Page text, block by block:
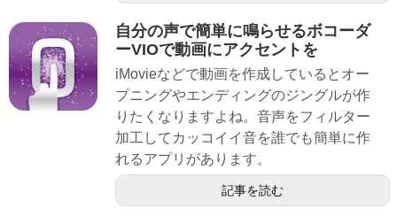
自分の声で簡単に鳴らせるボコーダ
ーVIOで動画にアクセントを
iMovieなどで動画を作成しているとオー
プニングやエンディングのジングルが作
りたくなりますよね。音声をフィルター
加工してカッコイイ音を誰でも簡単に作
れるアプリがあります。
記事を読む